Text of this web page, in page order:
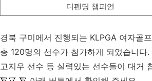
디펜딩 챔피언
경북 구미에서 진행되는 KLPGA 여자골
총 120명의 선수가 참가하게 되었습니
고지우 선수 등 실력있는 선수들이 대거